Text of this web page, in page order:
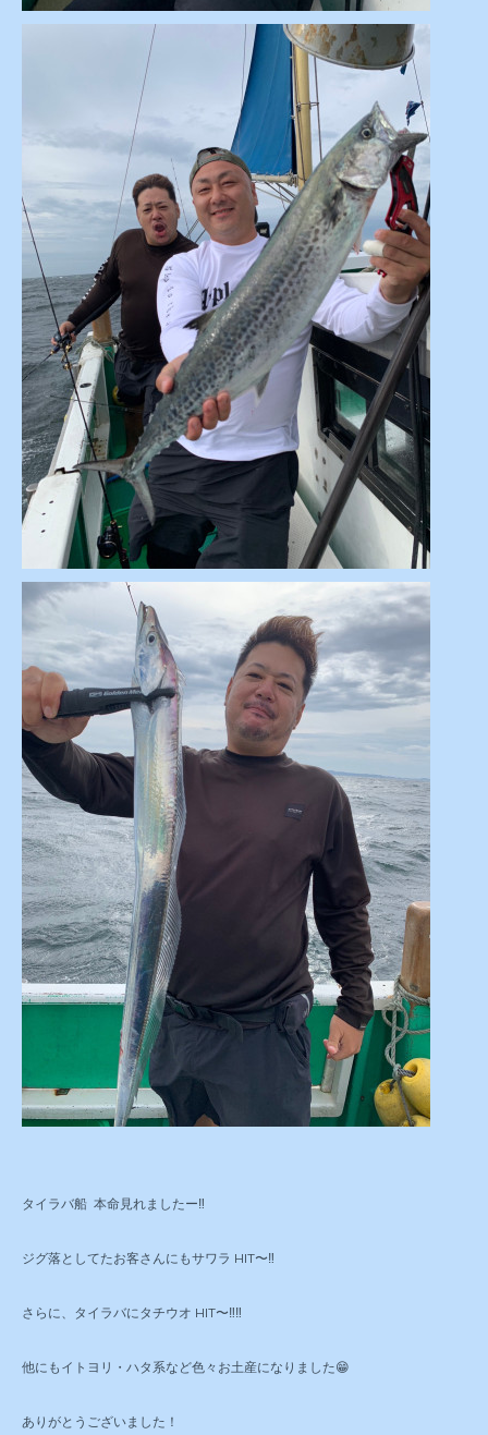
タイラバ船 本命見れましたー‼️
ジグ落としてたお客さんにもサワラ HIT〜‼️
さらに、タイラバにタチウオ HIT〜‼️‼️
他にもイトヨリ・ハタ系など色々お土産になりました😁
ありがとうございました！